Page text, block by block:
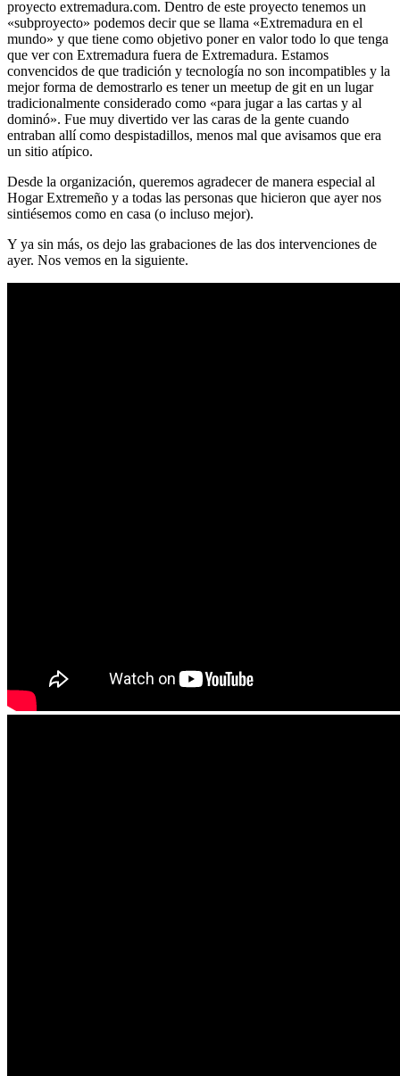
proyecto extremadura.com. Dentro de este proyecto tenemos un
«subproyecto» podemos decir que se llama «Extremadura en el
mundo» y que tiene como objetivo poner en valor todo lo que tenga
que ver con Extremadura fuera de Extremadura. Estamos
convencidos de que tradición y tecnología no son incompatibles y la
mejor forma de demostrarlo es tener un meetup de git en un lugar
tradicionalmente considerado como «para jugar a las cartas y al
dominó». Fue muy divertido ver las caras de la gente cuando
entraban allí como despistadillos, menos mal que avisamos que era
un sitio atípico.
Desde la organización, queremos agradecer de manera especial al
Hogar Extremeño y a todas las personas que hicieron que ayer nos
sintiésemos como en casa (o incluso mejor).
Y ya sin más, os dejo las grabaciones de las dos intervenciones de
ayer. Nos vemos en la siguiente.